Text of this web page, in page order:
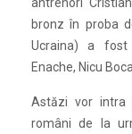
bronz în proba
Ucraina) a fost
Enache, Nicu
Astăzi vor intra
români de la